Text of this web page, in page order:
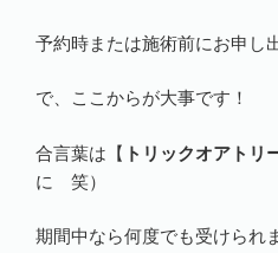
予約時または施術前にお申し
で、ここからが大事です！
合言葉は【 トリックオアトリ
に 笑）
期間中なら何度でも受けられ